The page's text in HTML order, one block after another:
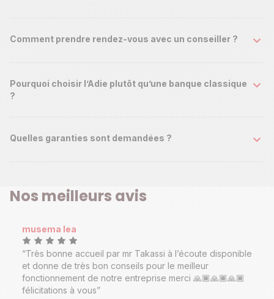
Comment prendre rendez-vous avec un conseiller ?
Pourquoi choisir l’Adie plutôt qu’une banque classique
?
Quelles garanties sont demandées ?
Nos meilleurs avis
musema lea
Très bonne accueil par mr Takassi à l’écoute disponible
et donne de très bon conseils pour le meilleur
fonctionnement de notre entreprise merci 🙏🏾🙏🏾🙏🏾
félicitations à vous